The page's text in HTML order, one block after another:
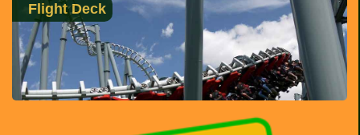
Flight Deck